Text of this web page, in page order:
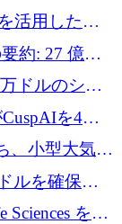
達活用したイ
万ユーロを確
約: 27 億ユ
資金調達取引
ドルのシリ
庫自動化を
を4億
、小型大気質
の中心に据
ルを確保、
を130億ユー
Sciences を